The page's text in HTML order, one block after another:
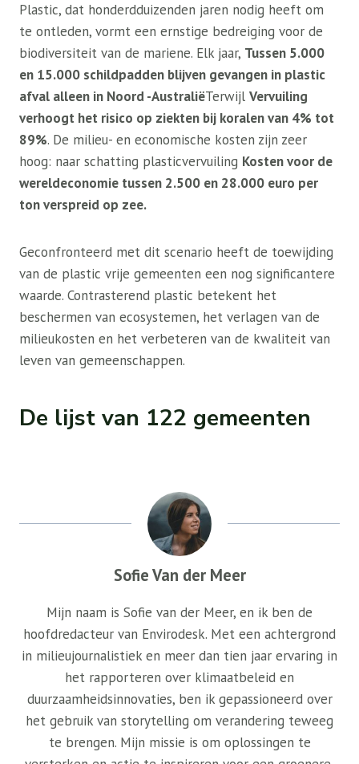
Plastic, dat honderdduizenden jaren nodig heeft om
te ontleden, vormt een ernstige bedreiging voor de
biodiversiteit van de mariene. Elk jaar, Tussen 5.000
en 15.000 schildpadden blijven gevangen in plastic
afval alleen in Noord -AustraliëTerwijl Vervuiling
verhoogt het risico op ziekten bij koralen van 4% tot
89%. De milieu- en economische kosten zijn zeer
hoog: naar schatting plasticvervuiling Kosten voor de
wereldeconomie tussen 2.500 en 28.000 euro per
ton verspreid op zee.
Geconfronteerd met dit scenario heeft de toewijding
van de plastic vrije gemeenten een nog significantere
waarde. Contrasterend plastic betekent het
beschermen van ecosystemen, het verlagen van de
milieukosten en het verbeteren van de kwaliteit van
leven van gemeenschappen.
De lijst van 122 gemeenten
Sofie Van der Meer
Mijn naam is Sofie van der Meer, en ik ben de
hoofdredacteur van Envirodesk. Met een achtergrond
in milieujournalistiek en meer dan tien jaar ervaring in
het rapporteren over klimaatbeleid en
duurzaamheidsinnovaties, ben ik gepassioneerd over
het gebruik van storytelling om verandering teweeg
te brengen. Mijn missie is om oplossingen te